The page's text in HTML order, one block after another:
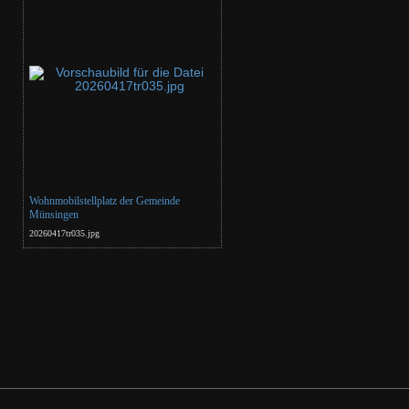
Wohnmobilstellplatz der Gemeinde
Münsingen
20260417tr035.jpg